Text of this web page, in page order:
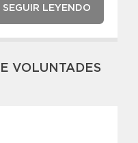
SEGUIR LEYENDO
VOLUNTADES